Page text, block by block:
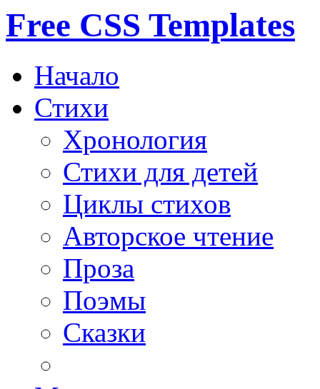
Free CSS Templates
Начало
Стихи
Хронология
Стихи для детей
Циклы стихов
Авторское чтение
Проза
Поэмы
Сказки